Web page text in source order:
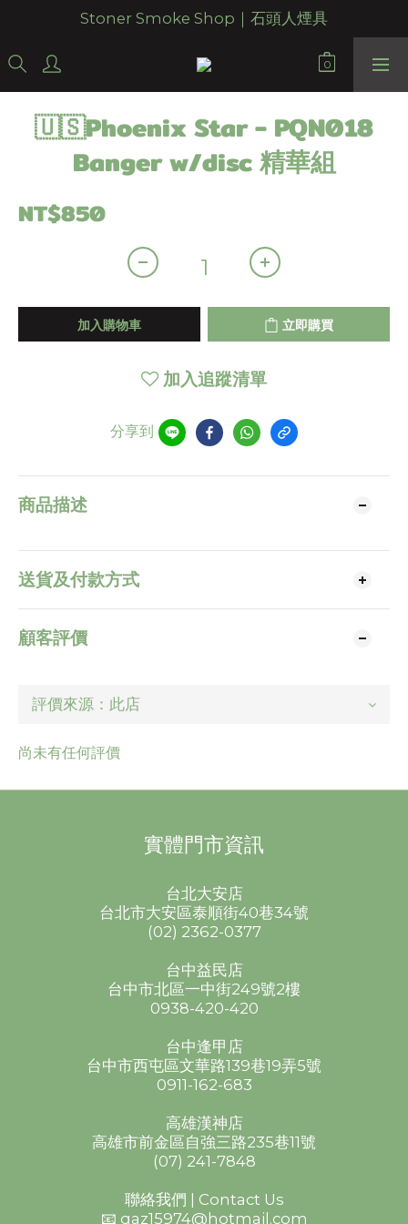
Stoner Smoke Shop｜石頭人煙具
🇺🇸Phoenix Star - PQN018
Banger w/disc 精華組
NT$850
加入購物車 立即購買
加入追蹤清單
分享到
商品描述
送貨及付款方式
顧客評價
尚未有任何評價
實體門市資訊
台北大安店
台北市大安區泰順街40巷34號
(02) 2362-0377
台中益民店
台中市北區一中街249號2樓
0938-420-420
台中逢甲店
台中市西屯區文華路139巷19弄5號
0911-162-683
高雄漢神店
高雄市前金區自強三路235巷11號
(07) 241-7848
聯絡我們 | Contact Us
📧 qaz15974@hotmail.com